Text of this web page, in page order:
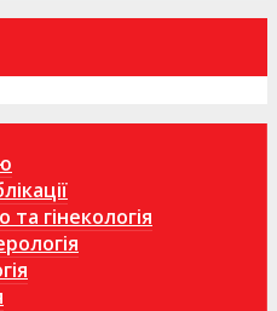
гінекологія